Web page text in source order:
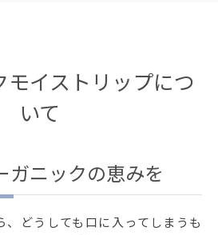
モイストリップにつ
いて
ガニックの恵みを
、どうしても口に入ってしまうも